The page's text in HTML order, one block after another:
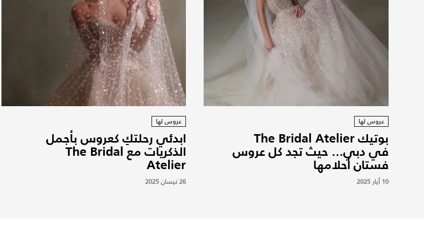
عروس لها
بوتيك The Bridal Atelier
في دبي... حيث تجد كل عروس
فستان أحلامها
10 أيار 2025
عروس لها
ابدئي رحلتكِ كعروس بأجمل
الذكريات مع The Bridal
Atelier
26 نيسان 2025